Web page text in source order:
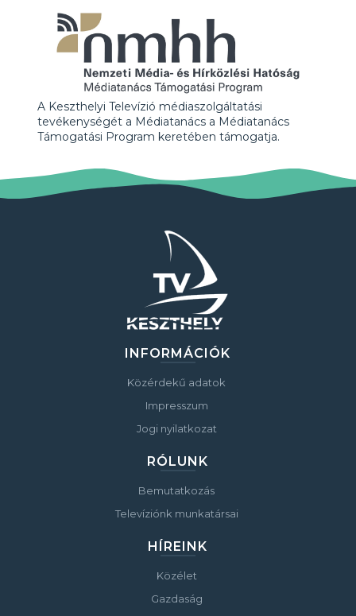
A Keszthelyi Televízió médiaszolgáltatási
tevékenységét a Médiatanács a Médiatanács
Támogatási Program keretében támogatja.
INFORMÁCIÓK
Közérdekű adatok
Impresszum
Jogi nyilatkozat
RÓLUNK
Bemutatkozás
Televíziónk munkatársai
HÍREINK
Közélet
Gazdaság